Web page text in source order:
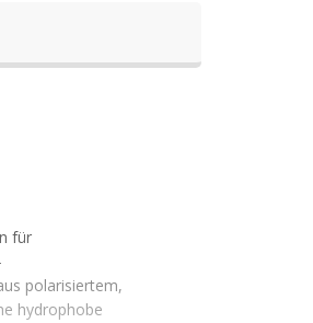
für
polarisiertem,
hydrophobe